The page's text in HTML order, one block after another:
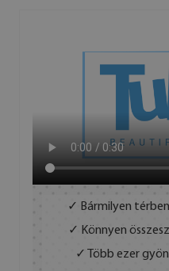
✓ Bármilyen
✓ Könnyen
✓ Több ezer